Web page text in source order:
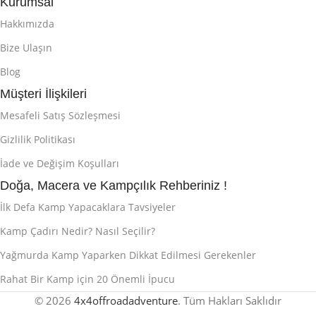
Hakkımızda
Bize Ulaşın
Blog
Müşteri İlişkileri
Mesafeli Satış Sözleşmesi
Gizlilik Politikası
İade ve Değişim Koşulları
Doğa, Macera ve Kampçılık Rehberiniz !
İlk Defa Kamp Yapacaklara Tavsiyeler
Kamp Çadırı Nedir? Nasıl Seçilir?
Yağmurda Kamp Yaparken Dikkat Edilmesi Gerekenler
Rahat Bir Kamp için 20 Önemli İpucu
© 2026 4x4offroadadventure. Tüm Hakları Saklıdır